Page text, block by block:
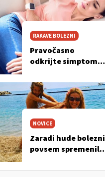
RAKAVE BOLEZNI
Pravočasno
odkrijte simptome
vratu
NOVICE
Zaradi hude bolezni
povsem spremenila